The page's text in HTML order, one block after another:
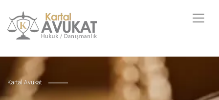
Kartal Avukat